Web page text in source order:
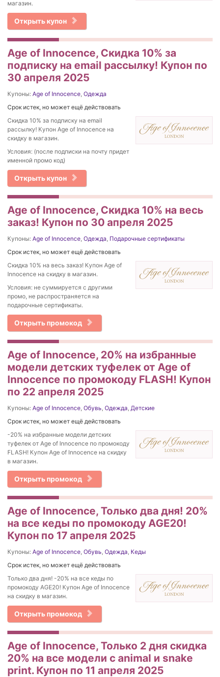
магазин.
Открыть купон
Age of Innocence, Скидка 10% за
подписку на email рассылку! Купон по
30 апреля 2025
Купоны: Age of Innocence, Одежда
Срок истек, но может ещё действовать
Скидка 10% за подписку на email
рассылку! Купон Age of Innocence на
скидку в магазин.
Условия: (после подписки на почту придет
именной промо код)
Открыть купон
Age of Innocence, Скидка 10% на весь
заказ! Купон по 30 апреля 2025
Купоны: Age of Innocence, Одежда, Подарочные сертификаты
Срок истек, но может ещё действовать
Скидка 10% на весь заказ! Купон Age of
Innocence на скидку в магазин.
Условия: не суммируется с другими
промо, не распространяется на
подарочные сертификаты.
Открыть промокод
Age of Innocence, 20% на избранные
модели детских туфелек от Age of
Innocence по промокоду FLASH! Купон
по 22 апреля 2025
Купоны: Age of Innocence, Обувь, Одежда, Детские
Срок истек, но может ещё действовать
-20% на избранные модели детских
туфелек от Age of Innocence по промокоду
FLASH! Купон Age of Innocence на скидку
в магазин.
Открыть промокод
Age of Innocence, Только два дня! 20%
на все кеды по промокоду AGE20!
Купон по 17 апреля 2025
Купоны: Age of Innocence, Обувь, Одежда, Кеды
Срок истек, но может ещё действовать
Только два дня! -20% на все кеды по
промокоду AGE20! Купон Age of Innocence
на скидку в магазин.
Открыть промокод
Age of Innocence, Только 2 дня скидка
20% на все модели с animal и snake
print. Купон по 11 апреля 2025